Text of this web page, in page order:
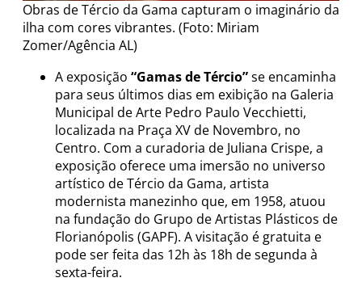
Obras de Tércio da Gama capturam o imaginário da
ilha com cores vibrantes. (Foto: Miriam
Zomer/Agência AL)
A exposição “Gamas de Tércio”se encaminha
para seus últimos dias em exibição na Galeria
Municipal de Arte Pedro Paulo Vecchietti,
localizada na Praça XV de Novembro, no
Centro. Com a curadoria de Juliana Crispe, a
exposição oferece uma imersão no universo
artístico de Tércio da Gama, artista
modernista manezinho que, em 1958, atuou
na fundação do Grupo de Artistas Plásticos de
Florianópolis (GAPF). A visitação é gratuita e
pode ser feita das 12h às 18h de segunda à
sexta-feira.